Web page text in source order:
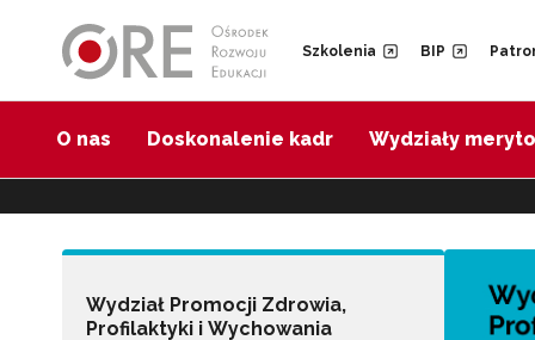
Szkolenia BIP
O nas Doskonalenie kadr Wydziały
Wydział Promocji Zdrowia,
Profilaktyki i Wychowania